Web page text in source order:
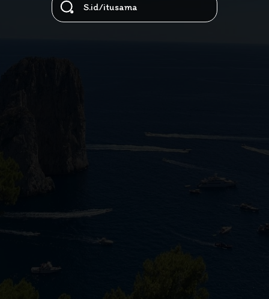
S.id/itusama